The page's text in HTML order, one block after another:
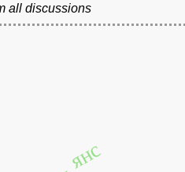
all discussions
янс